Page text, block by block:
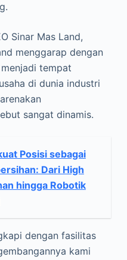
Sinar Mas Land,
menggarap dengan
tempat
di dunia industri
sangat dinamis.
Posisi sebagai
Dari High
hingga Robotik
dengan fasilitas
kami